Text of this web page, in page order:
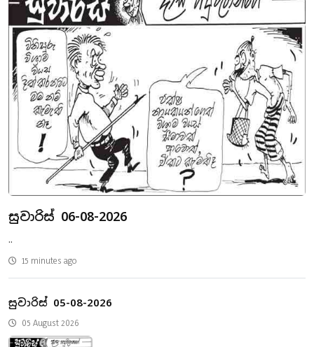
සුවාරිස් 06-08-2026
..
15 minutes ago
සුවාරිස් 05-08-2026
05 August 2026